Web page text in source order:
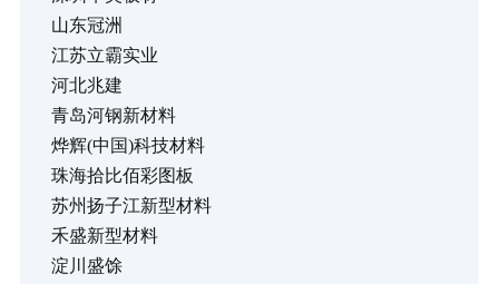
山东冠洲
江苏立霸实业
河北兆建
青岛河钢新材料
烨辉(中国)科技材料
珠海拾比佰彩图板
苏州扬子江新型材料
禾盛新型材料
淀川盛馀